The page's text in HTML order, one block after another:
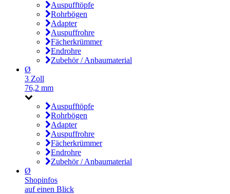
Auspufftöpfe
Rohrbögen
Adapter
Auspuffrohre
Fächerkrümmer
Endrohre
Zubehör / Anbaumaterial
Ø
3 Zoll
76,2 mm
Auspufftöpfe
Rohrbögen
Adapter
Auspuffrohre
Fächerkrümmer
Endrohre
Zubehör / Anbaumaterial
Ø
Shopinfos
auf einen Blick